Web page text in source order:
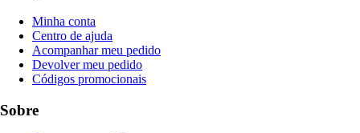
Minha conta
Centro de ajuda
Acompanhar meu pedido
Devolver meu pedido
Códigos promocionais
Sobre